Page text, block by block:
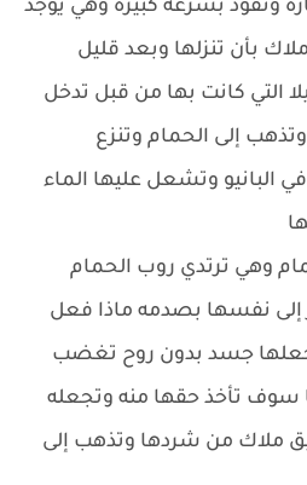
وتقود بسرعه كبيره وهي يوجد
بأن تنزلها وبعد قليل
التي كانت بها من قبل تدخل
إلى الحمام وتنزع
البانيو وتشعل عليها الماء
وهي ترتدي روب الحمام
إلى نفسها بصدمه ماذا فعل
جعلها جسد بدون روح تغضب
تأخذ حقها منه وتجعله
ملاك من شردها وتذهب إلى